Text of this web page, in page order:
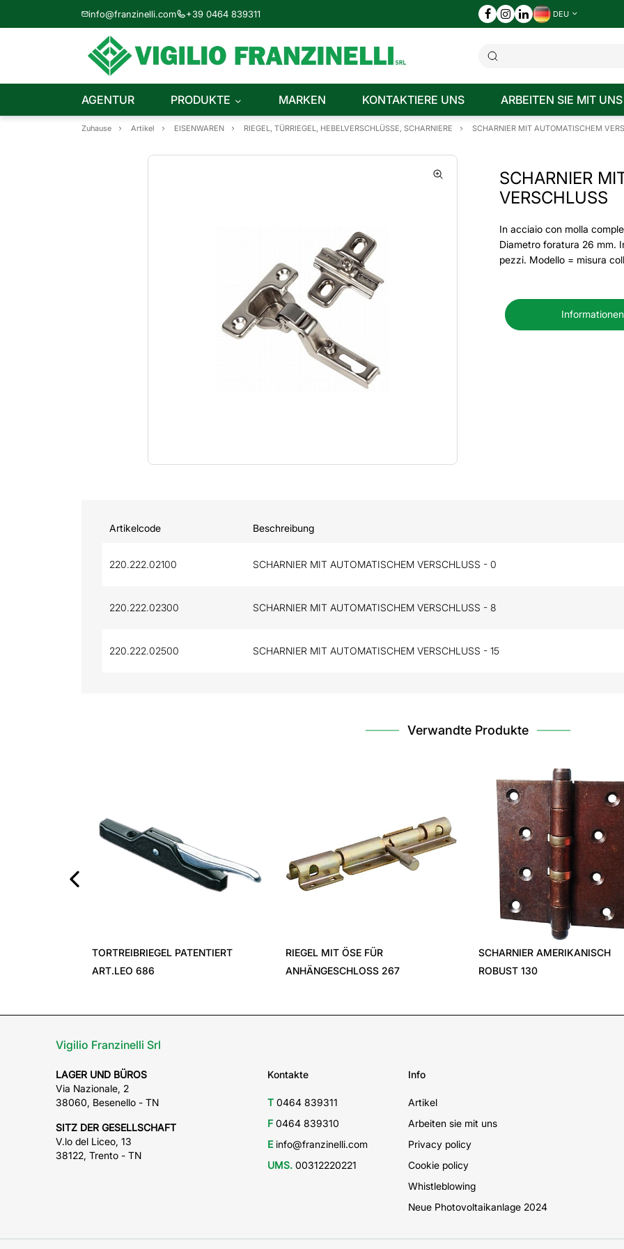
info@franzinelli.com +39 0464 839311 DEU
AGENTUR PRODUKTE MARKEN KONTAKTIERE UNS ARBEITEN SIE MIT UNS
Zuhause Artikel EISENWAREN RIEGEL, TÜRRIEGEL, HEBELVERSCHLÜSSE, SCHARNIERE SCHARNIER MIT AUTOMATISCHEM
SCHARNIER
VERSCHLUSS
In acciaio con molla
Diametro foratura 26 mm.
pezzi. Modello = misura
Artikelcode Beschreibung
220.222.02100 SCHARNIER MIT AUTOMATISCHEM VERSCHLUSS - 0
220.222.02300 SCHARNIER MIT AUTOMATISCHEM VERSCHLUSS - 8
220.222.02500 SCHARNIER MIT AUTOMATISCHEM VERSCHLUSS - 15
Verwandte Produkte
TORTREIBRIEGEL PATENTIERT
ART.LEO 686
RIEGEL MIT ÖSE FÜR
ANHÄNGESCHLOSS 267
SCHARNIER AMERIKANISCH
ROBUST 130
Vigilio Franzinelli Srl
LAGER UND BÜROS
Via Nazionale, 2
38060, Besenello - TN
SITZ DER GESELLSCHAFT
V.lo del Liceo, 13
38122, Trento - TN
Kontakte
T0464 839311
F0464 839310
Einfo@franzinelli.com
UMS.00312220221
Info
Artikel
Arbeiten sie mit uns
Privacy policy
Cookie policy
Whistleblowing
Neue Photovoltaikanlage 2024